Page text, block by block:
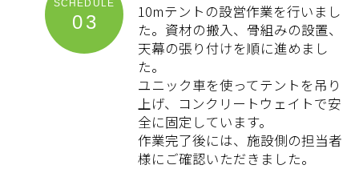
03
10mテントの設営作業を行いまし
た。資材の搬入、骨組みの設置、
天幕の張り付けを順に進めまし
た。
ユニック車を使ってテントを吊り
上げ、コンクリートウェイトで安
全に固定しています。
作業完了後には、施設側の担当者
様にご確認いただきました。